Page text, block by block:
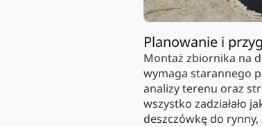
Planowanie i
Montaż zbiornika na
wymaga starannego
analizy terenu oraz
wszystko zadziałało
deszczówkę do